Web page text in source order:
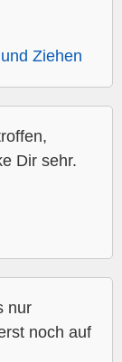
Ziehen
Dir sehr.
nur
noch auf